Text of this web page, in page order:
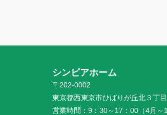
シンビアホーム
〒202-0002
東京都西東京市ひばりが丘北３丁
営業時間： 9：30～17：00（4月～